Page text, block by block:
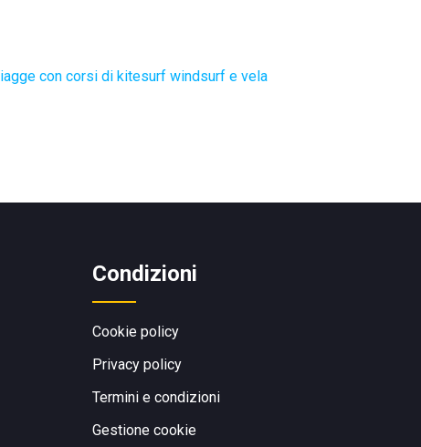
con corsi di kitesurf windsurf e vela
Condizioni
Cookie policy
Privacy policy
Termini e condizioni
Gestione cookie